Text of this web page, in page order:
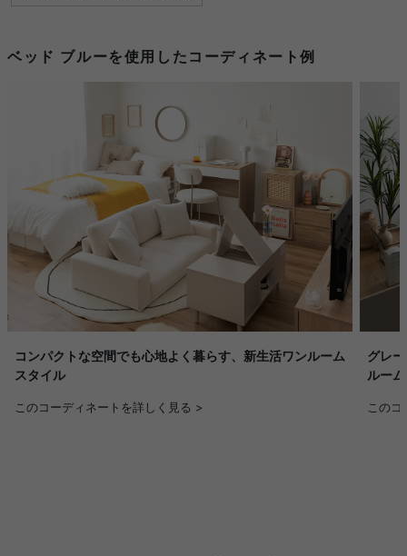
ベッド ブルーを使用したコーディネート例
コンパクトな空間でも心地よく暮らす、新生活ワンルーム
スタイル
このコーディネートを詳しく見る >
グレ
ルーム
この